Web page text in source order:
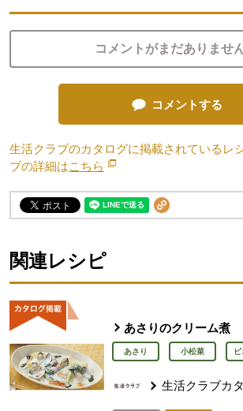
コメントがまだありません
コメントする
生活クラブのカタログに掲載されているレ
ブの詳細はこちら 別のウィンドウで開きます
関連レシピ
あさりのクリーム煮
あさり 小松菜
生活クラブカ